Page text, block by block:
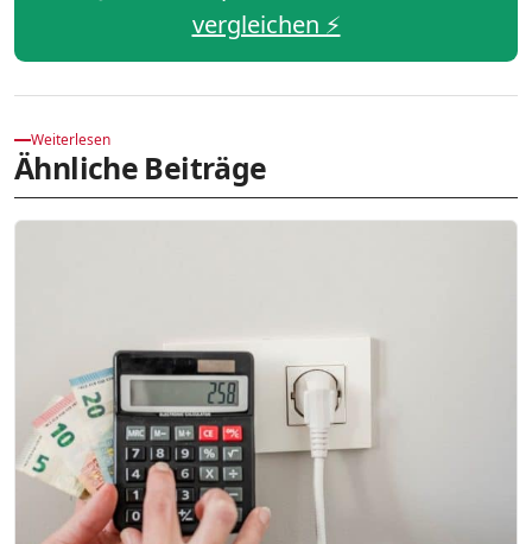
vergleichen ⚡️
Weiterlesen
Ähnliche Beiträge